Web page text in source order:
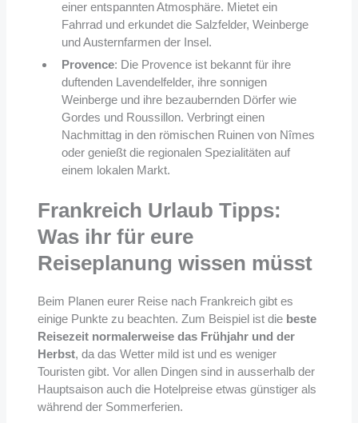
einer entspannten Atmosphäre. Mietet ein
Fahrrad und erkundet die Salzfelder, Weinberge
und Austernfarmen der Insel.
Provence: Die Provence ist bekannt für ihre
duftenden Lavendelfelder, ihre sonnigen
Weinberge und ihre bezaubernden Dörfer wie
Gordes und Roussillon. Verbringt einen
Nachmittag in den römischen Ruinen von Nîmes
oder genießt die regionalen Spezialitäten auf
einem lokalen Markt.
Frankreich Urlaub Tipps:
Was ihr für eure
Reiseplanung wissen müsst
Beim Planen eurer Reise nach Frankreich gibt es
einige Punkte zu beachten. Zum Beispiel ist diebeste
Reisezeit normalerweise das Frühjahr und der
Herbst, da das Wetter mild ist und es weniger
Touristen gibt. Vor allen Dingen sind in ausserhalb der
Hauptsaison auch die Hotelpreise etwas günstiger als
während der Sommerferien.